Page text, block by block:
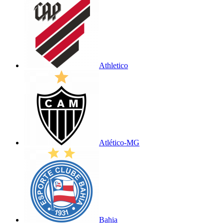
Athletico
Atlético-MG
Bahia